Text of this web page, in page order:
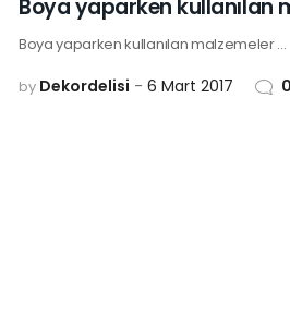
MAR
Boya yaparken kullanılan
Boya yaparken kullanılan malzemeler ...
by Dekordelisi 6 Mart 2017 0